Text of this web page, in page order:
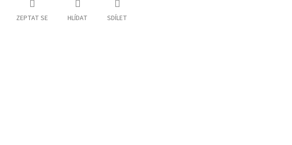
ZEPTAT SE HLÍDAT SDÍLET